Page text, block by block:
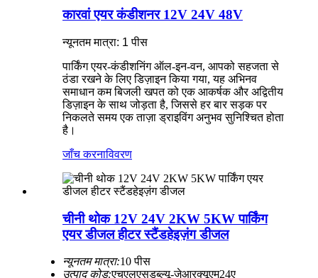
कारवां एयर कंडीशनर 12V 24V 48V
न्यूनतम मात्रा: 1 पीस
पार्किंग एयर-कंडीशनिंग ऑल-इन-वन, आपको सहजता से
ठंडा रखने के लिए डिज़ाइन किया गया, यह अभिनव
समाधान कम बिजली खपत को एक आकर्षक और अद्वितीय
डिज़ाइन के साथ जोड़ता है, जिससे हर बार सड़क पर
निकलते समय एक ताज़ा ड्राइविंग अनुभव सुनिश्चित होता
है।
जाँच करनाविवरण
चीनी थोक 12V 24V 2KW 5KW पार्किंग
एयर डीजल हीटर स्टैंडहेइज़ंग डीजल
न्यूनतम मात्रा:10 पीस
उत्पाद कोड:एचएलएसडब्ल्यू-जेआरक्यूएम24ए